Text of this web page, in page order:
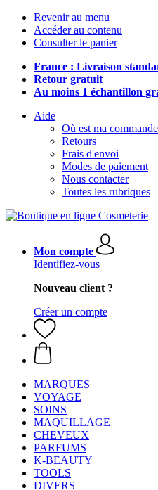
Revenir au menu
Accéder au contenu
Consulter le panier
France : Livraison
Retour gratuit
Au moins 1 échantillon
Aide
Où est ma
Retours
Frais d'envoi
Modes de paiement
Nous contacter
Toutes les rubriques
Mon compte
Identifiez-vous
Nouveau client ?
Créer un compte
MARQUES
VOYAGE
SOINS
MAQUILLAGE
CHEVEUX
PARFUMS
K-BEAUTY
TOOLS
DIVERS